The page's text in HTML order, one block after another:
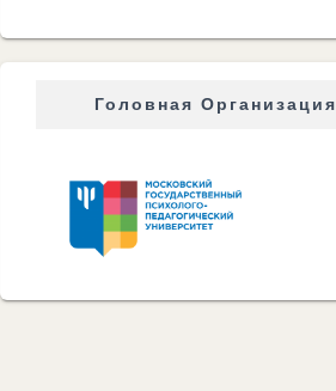
Головная Организация